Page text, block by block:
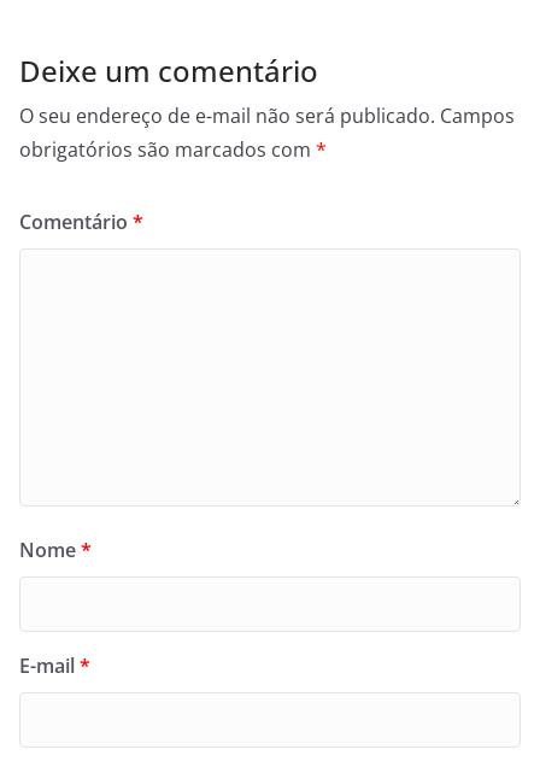
Deixe um comentário
O seu endereço de e-mail não será publicado. Campos
obrigatórios são marcados com *
Comentário *
Nome*
E-mail*